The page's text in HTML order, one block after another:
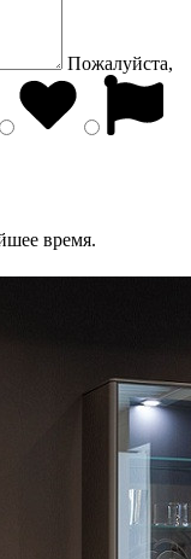
Пожалуйста,
время.